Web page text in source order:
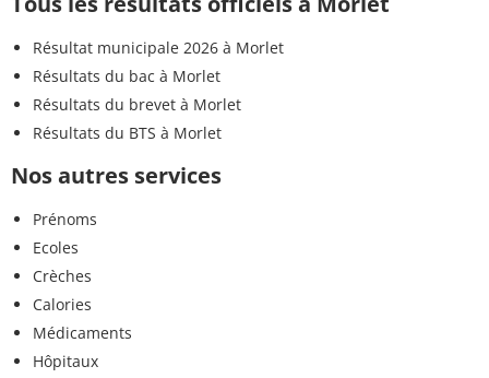
Résultat municipale 2026 à Morlet
Résultats du bac à Morlet
Résultats du brevet à Morlet
Résultats du BTS à Morlet
Nos autres services
Prénoms
Ecoles
Crèches
Calories
Médicaments
Hôpitaux